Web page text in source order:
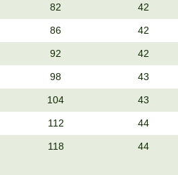
82 42
86 42
92 42
98 43
104 43
112 44
118 44